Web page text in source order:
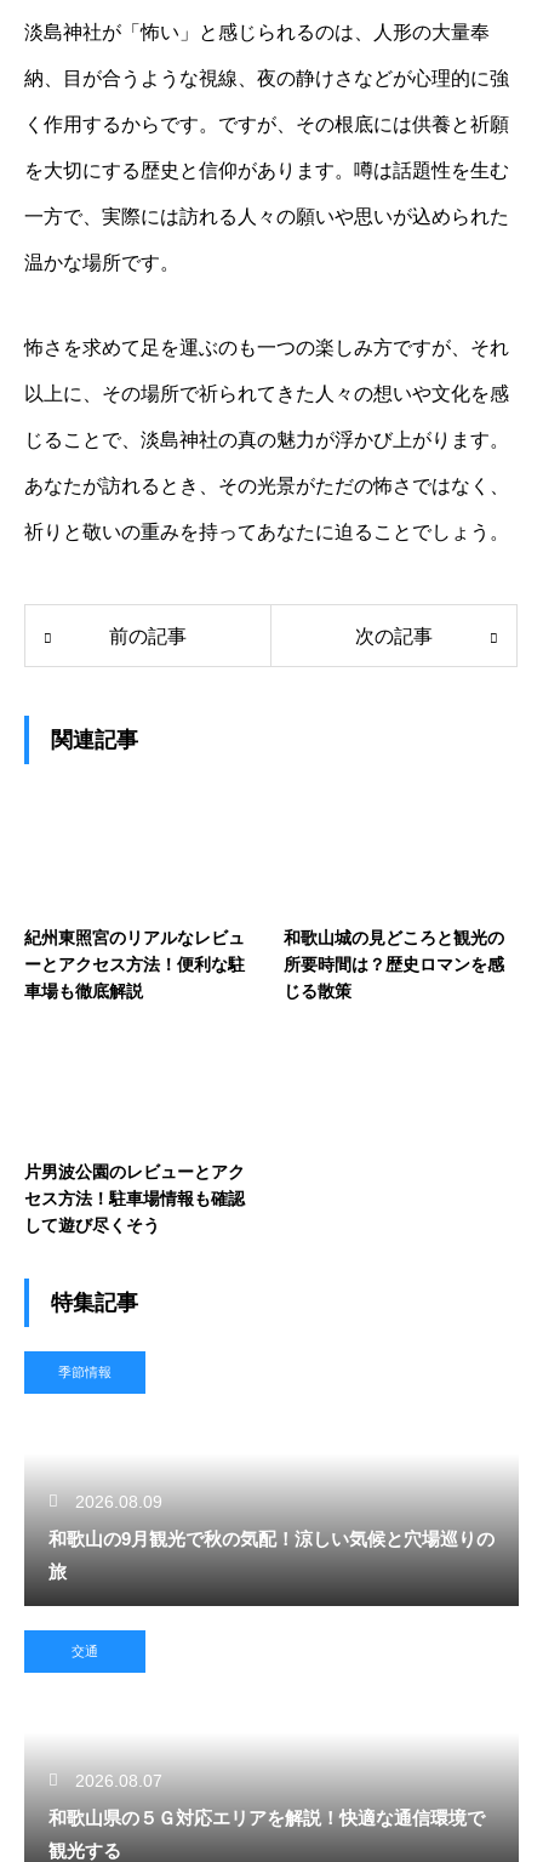
淡島神社が「怖い」と感じられるのは、人形の大量奉
納、目が合うような視線、夜の静けさなどが心理的に強
く作用するからです。ですが、その根底には供養と祈願
を大切にする歴史と信仰があります。噂は話題性を生む
一方で、実際には訪れる人々の願いや思いが込められた
温かな場所です。
怖さを求めて足を運ぶのも一つの楽しみ方ですが、それ
以上に、その場所で祈られてきた人々の想いや文化を感
じることで、淡島神社の真の魅力が浮かび上がります。
あなたが訪れるとき、その光景がただの怖さではなく、
祈りと敬いの重みを持ってあなたに迫ることでしょう。
前の記事 次の記事
関連記事
紀州東照宮のリアルなレビュ
ーとアクセス方法！便利な駐
車場も徹底解説
和歌山城の見どころと観光の
所要時間は？歴史ロマンを感
じる散策
片男波公園のレビューとアク
セス方法！駐車場情報も確認
して遊び尽くそう
特集記事
季節情報
2026.08.09
和歌山の9月観光で秋の気配！涼しい気候と穴場巡りの
旅
交通
2026.08.07
和歌山県の５Ｇ対応エリアを解説！快適な通信環境で
観光する